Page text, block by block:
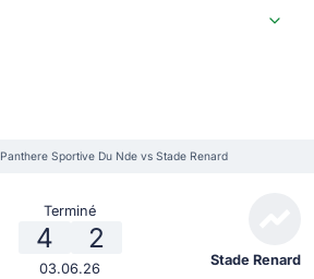
Panthere Sportive Du Nde vs Stade Renard
Terminé
4 2
03.06.26
Stade Renard